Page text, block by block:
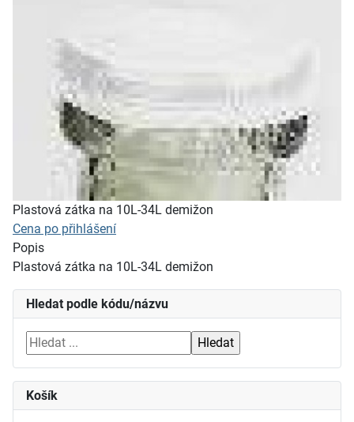
Hledat podle kódu/názvu
Košík
Plastová zátka na 10L-34L demižon
Cena po přihlášení
Popis
Plastová zátka na 10L-34L demižon